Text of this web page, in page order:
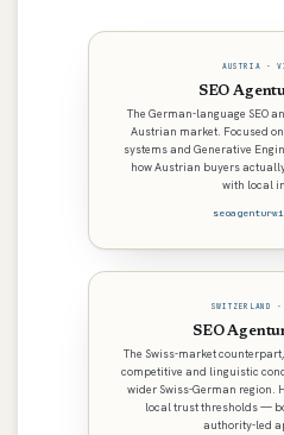
AUSTRIA ·
SEO
The German-language SEO
Austrian market. Focused
systems and Generative
how Austrian buyers
with local
SWITZERLAND
SEO
The Swiss-market
competitive and linguistic
wider Swiss-German region.
local trust thresholds —
authority-led